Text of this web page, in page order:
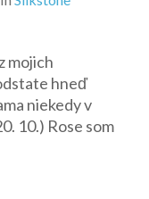
mojich
hneď
niekedy v
10.) Rose som